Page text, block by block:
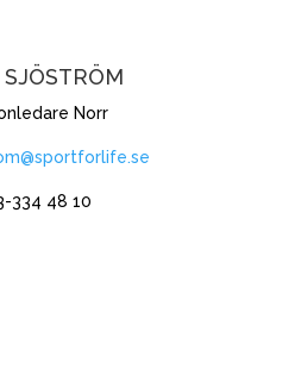
Norr
334 48 10